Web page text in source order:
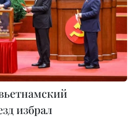
избрал